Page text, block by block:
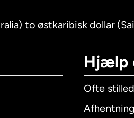
to østkaribisk dollar
Hjælp
Ofte